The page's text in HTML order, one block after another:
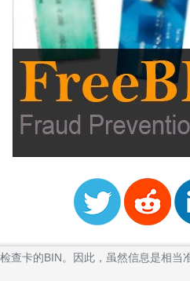
查卡的BIN。因此，虽然信息是相